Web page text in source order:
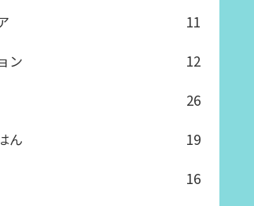
11
ン
12
26
ん
19
16